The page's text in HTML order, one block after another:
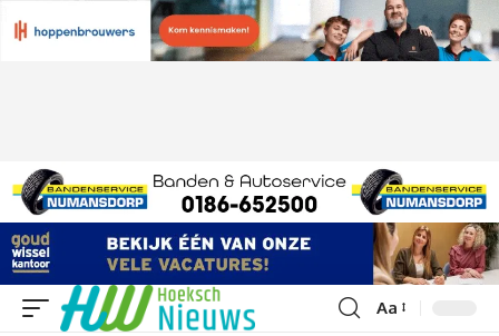
Lettergrootte
Aa